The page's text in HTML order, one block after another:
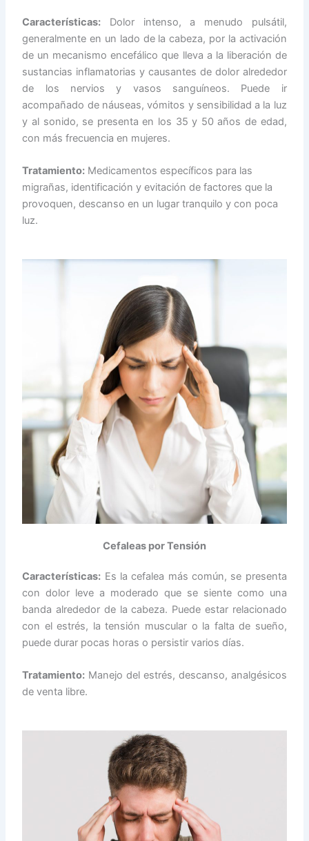
Características: Dolor intenso, a menudo pulsátil,
generalmente en un lado de la cabeza, por la activación
de un mecanismo encefálico que lleva a la liberación de
sustancias inflamatorias y causantes de dolor alrededor
de los nervios y vasos sanguíneos. Puede ir
acompañado de náuseas, vómitos y sensibilidad a la luz
y al sonido, se presenta en los 35 y 50 años de edad,
con más frecuencia en mujeres.
Tratamiento: Medicamentos específicos para las
migrañas, identificación y evitación de factores que la
provoquen, descanso en un lugar tranquilo y con poca
luz.
Cefaleas por Tensión
Características: Es la cefalea más común, se presenta
con dolor leve a moderado que se siente como una
banda alrededor de la cabeza. Puede estar relacionado
con el estrés, la tensión muscular o la falta de sueño,
puede durar pocas horas o persistir varios días.
Tratamiento: Manejo del estrés, descanso, analgésicos
de venta libre.